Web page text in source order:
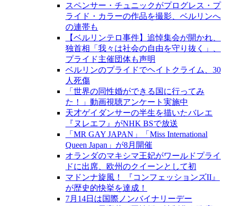
スペンサー・チュニックがプログレス・プ
ライド・カラーの作品を撮影、ベルリンへ
の連帯も
【ベルリンテロ事件】追悼集会が開かれ、
独首相「我々は社会の自由を守り抜く」、
プライド主催団体も声明
ベルリンのプライドでヘイトクライム、30
人死傷
「世界の同性婚ができる国に行ってみ
た！」動画視聴アンケート実施中
天才ゲイダンサーの半生を描いたバレエ
『ヌレエフ』がNHK BSで放送
「MR GAY JAPAN」「Miss International
Queen Japan」が8月開催
オランダのマキシマ王妃がワールドプライ
ドに出席、欧州のクイーンとして初
マドンナ旋風！ 『コンフェッションズII』
が歴史的快挙を達成！
7月14日は国際ノンバイナリーデー